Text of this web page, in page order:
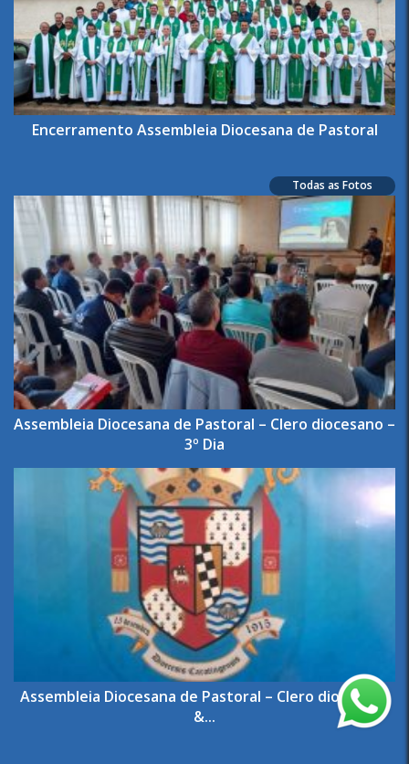
Encerramento Assembleia Diocesana de Pastoral
Todas as Fotos
Assembleia Diocesana de Pastoral – Clero diocesano –
3º Dia
Assembleia Diocesana de Pastoral – Clero diocesano
&...